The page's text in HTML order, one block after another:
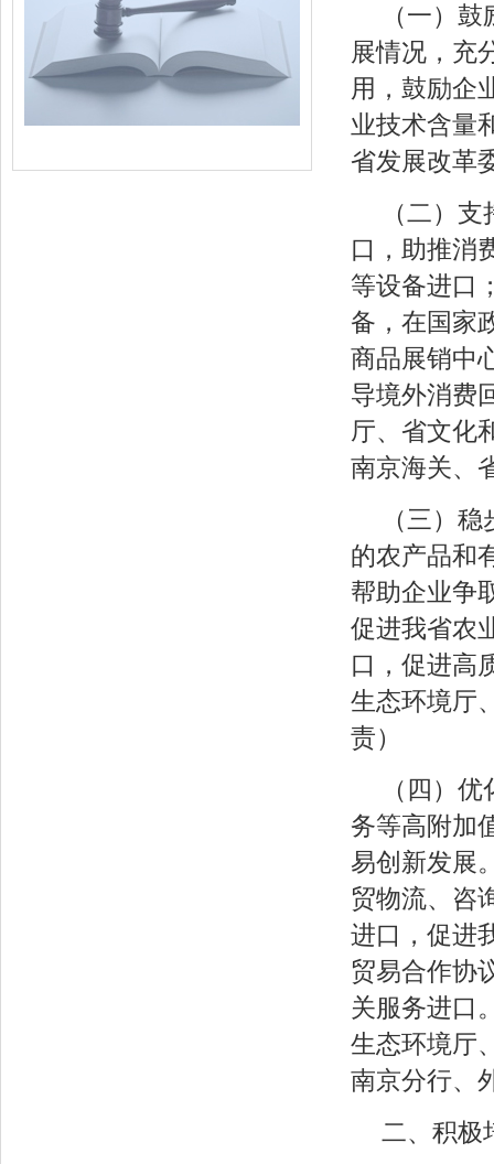
（一）
展情况，充
用，鼓励企
业技术含量
省发展改革
（二）
口，助推消
等设备进口
备，在国家
商品展销中
导境外消费
厅、省文化
南京海关、
（三）
的农产品和
帮助企业争
促进我省农
口，促进高
生态环境厅
责）
（四）
务等高附加
易创新发展
贸物流、咨
进口，促进
贸易合作协
关服务进口
生态环境厅
南京分行、
二、积极